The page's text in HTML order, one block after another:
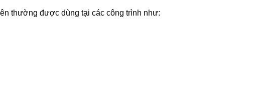
thường được dùng tại các công trình như: